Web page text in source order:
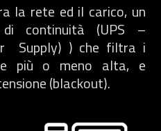
la rete ed il carico, un
di continuità (UPS –
Supply) ) che filtra i
più o meno alta, e
(blackout).